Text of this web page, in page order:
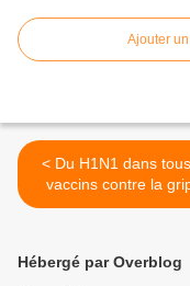
Ajouter
< Du H1N1 dans tous les
vaccins contre la
Hébergé par Overblog